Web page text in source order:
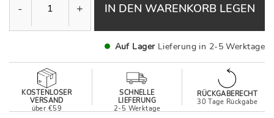
- + IN DEN WARENKORB LEGEN
Auf Lager Lieferung in 2-5 Werktage
KOSTENLOSER
VERSAND
über €59
SCHNELLE
LIEFERUNG
2-5 Werktage
RÜCKGABERECHT
30 Tage Rückgabe